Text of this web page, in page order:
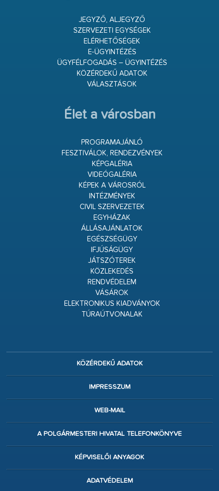
JEGYZŐ, ALJEGYZŐ
SZERVEZETI EGYSÉGEK
ELÉRHETŐSÉGEK
E-ÜGYINTÉZÉS
ÜGYFÉLFOGADÁS – ÜGYINTÉZÉS
KÖZÉRDEKŰ ADATOK
VÁLASZTÁSOK
Élet a városban
PROGRAMAJÁNLÓ
FESZTIVÁLOK, RENDEZVÉNYEK
KÉPGALÉRIA
VIDEÓGALÉRIA
KÉPEK A VÁROSRÓL
INTÉZMÉNYEK
CIVIL SZERVEZETEK
EGYHÁZAK
ÁLLÁSAJÁNLATOK
EGÉSZSÉGÜGY
IFJÚSÁGÜGY
JÁTSZÓTEREK
KÖZLEKEDÉS
RENDVÉDELEM
VÁSÁROK
ELEKTRONIKUS KIADVÁNYOK
TÚRAÚTVONALAK
KÖZÉRDEKŰ ADATOK
IMPRESSZUM
WEB-MAIL
A POLGÁRMESTERI HIVATAL TELEFONKÖNYVE
KÉPVISELŐI ANYAGOK
ADATVÉDELEM